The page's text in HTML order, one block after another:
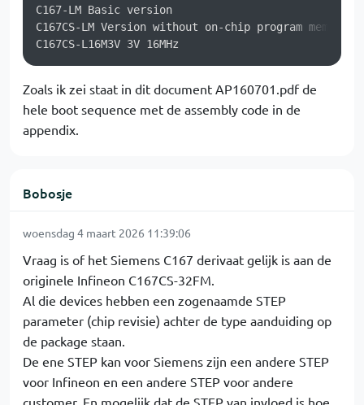
C167-LM Basic version
C167CS-LM Version without on-chip program memory
Zoals ik zei staat in dit document AP160701.pdf de
hele boot sequence met de assembly code in de
appendix.
Bobosje
woensdag 4 maart 2026 11:39:06
Vraag is of het Siemens C167 derivaat gelijk is aan de
originele Infineon C167CS-32FM.
Al die devices hebben een zogenaamde STEP
parameter (chip revisie) achter de type aanduiding op
de package staan.
De ene STEP kan voor Siemens zijn een andere STEP
voor Infineon en een andere STEP voor andere
customer. En mogelijk dat de STEP van invloed is hoe